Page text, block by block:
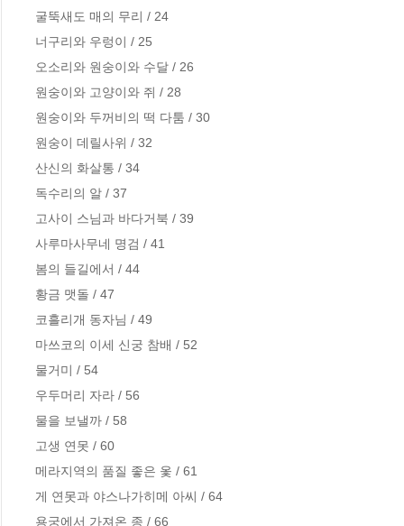
굴뚝새도 매의 무리 / 24
너구리와 우렁이 / 25
오소리와 원숭이와 수달 / 26
원숭이와 고양이와 쥐 / 28
원숭이와 두꺼비의 떡 다툼 / 30
원숭이 데릴사위 / 32
산신의 화살통 / 34
독수리의 알 / 37
고사이 스님과 바다거북 / 39
사루마사무네 명검 / 41
봄의 들길에서 / 44
황금 맷돌 / 47
코흘리개 동자님 / 49
마쓰코의 이세 신궁 참배 / 52
물거미 / 54
우두머리 자라 / 56
물을 보낼까 / 58
고생 연못 / 60
메라지역의 품질 좋은 옻 / 61
게 연못과 야스나가히메 아씨 / 64
용궁에서 가져온 종 / 66